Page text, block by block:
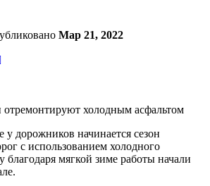
Мар 21, 2022
дорожников начинается сезон
с использованием холодного
благодаря мягкой зиме работы начали